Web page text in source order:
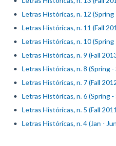
Letras Históricas, n. 12 (Spring
Letras Históricas, n. 11 (Fall
Letras Históricas, n. 10 (Spring
Letras Históricas, n. 9 (Fall
Letras Históricas, n. 8 (Spring -
Letras Históricas, n. 7 (Fall
Letras Históricas, n. 6 (Spring -
Letras Históricas, n. 5 (Fall
Letras Históricas, n. 4 (Jan -